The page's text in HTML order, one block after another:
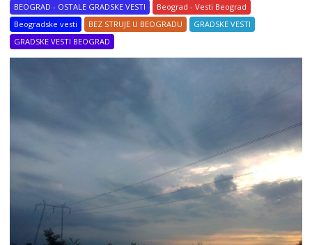
BEOGRAD - OSTALE GRADSKE VESTI
Beograd - Vesti Beograd
Beogradske vesti
BEZ STRUJE U BEOGRADU
GRADSKE VESTI
GRADSKE VESTI BEOGRAD